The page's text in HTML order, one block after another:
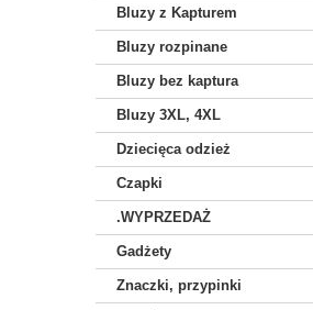
Bluzy z Kapturem
Bluzy rozpinane
Bluzy bez kaptura
Bluzy 3XL, 4XL
Dziecięca odzież
Czapki
.WYPRZEDAŻ
Gadżety
Znaczki, przypinki